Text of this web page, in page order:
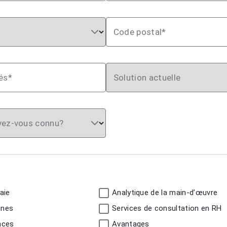
Code postal*
Solution actuelle
vous connu?
Analytique de la main-d’œuvre
Services de consultation en RH
Avantages